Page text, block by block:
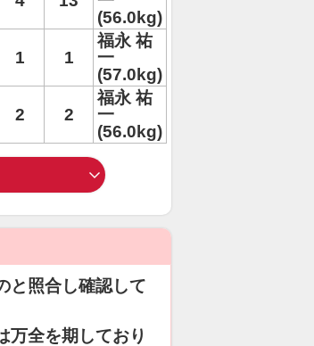
(56.0kg)
1 1
福永 祐
一
(57.0kg)
2 2
福永 祐
一
(56.0kg)
と照合し確認して
万全を期しており